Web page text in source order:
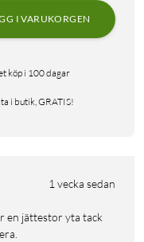
I VARUKORGEN
köp i 100 dagar
i butik, GRATIS!
1 vecka sedan